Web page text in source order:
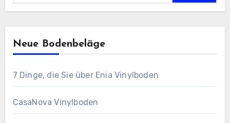
Neue Bodenbeläge
7 Dinge, die Sie über Enia Vinylboden
CasaNova Vinylboden